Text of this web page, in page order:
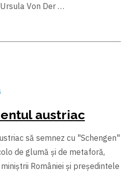
Von Der …
austriac
să semnez cu "Schengen"
de glumă şi de metaforă,
României şi preşedintele